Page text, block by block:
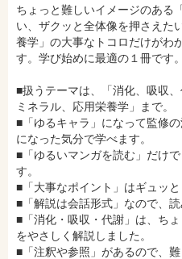
ちょっと難しいイメージのある
い、ザクッと全体像を押さえた
養学」の大事なトコロだけがわ
す。学び始めに最適の１冊です。
■扱うテーマは、「消化、吸収
ミネラル、応用栄養学」まで。
■「ゆるキャラ」になって監修
になった気分で学べます。
■「ゆるいマンガを読む」だけ
す。
■「大事なポイント」はギュッと
■「解説は会話形式」なので、
■「消化・吸収・代謝」は、ち
をやさしく解説しました。
■「注釈や参照」があるので、
セブンネットショッピングで購入
e-honで購入